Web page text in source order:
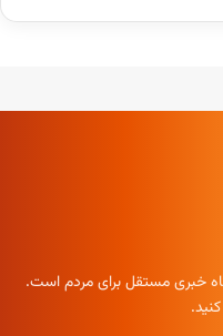
خبری مستقل برای مردم است.